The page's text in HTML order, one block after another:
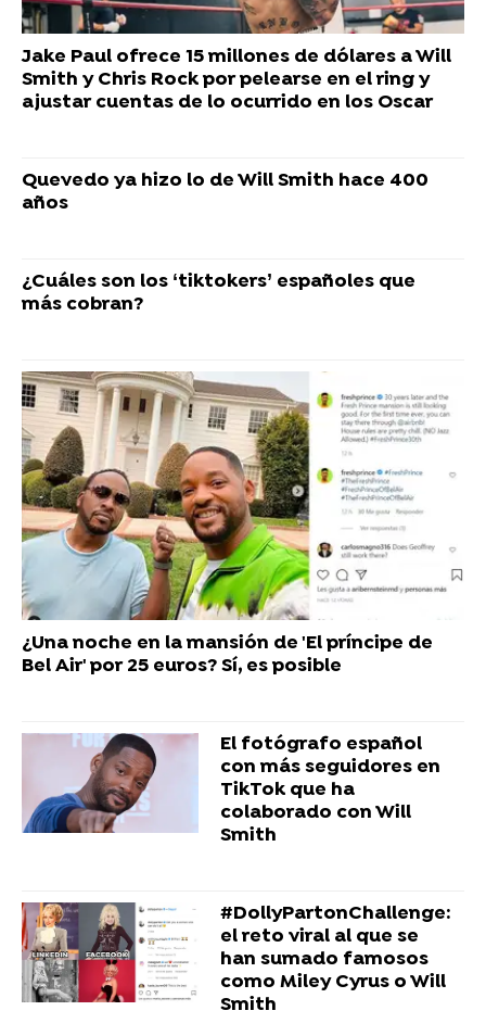
Jake Paul ofrece 15 millones de dólares a Will
Smith y Chris Rock por pelearse en el ring y
ajustar cuentas de lo ocurrido en los Oscar
Quevedo ya hizo lo de Will Smith hace 400
años
¿Cuáles son los ‘tiktokers’ españoles que
más cobran?
¿Una noche en la mansión de 'El príncipe de
Bel Air' por 25 euros? Sí, es posible
El fotógrafo español
con más seguidores en
TikTok que ha
colaborado con Will
Smith
#DollyPartonChallenge:
el reto viral al que se
han sumado famosos
como Miley Cyrus o Will
Smith